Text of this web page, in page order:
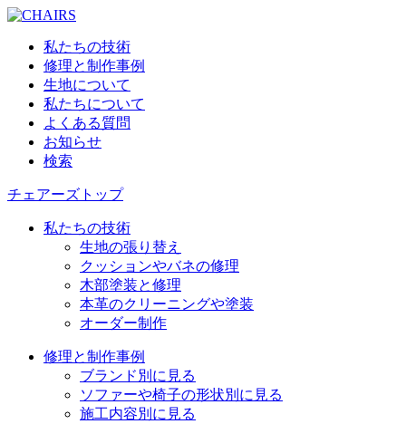
私たちの技術
修理と制作事例
生地について
私たちについて
よくある質問
お知らせ
検索
チェアーズトップ
私たちの技術
生地の張り替え
クッションやバネの修理
木部塗装と修理
本革のクリーニングや塗装
オーダー制作
修理と制作事例
ブランド別に見る
ソファーや椅子の形状別に見る
施工内容別に見る